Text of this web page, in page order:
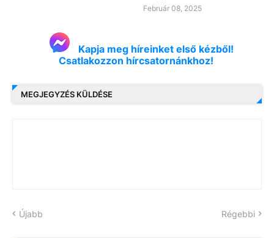
Február 08, 2025
Kapja meg híreinket első kézből!
Csatlakozzon hírcsatornánkhoz!
MEGJEGYZÉS KÜLDÉSE
Újabb Régebbi